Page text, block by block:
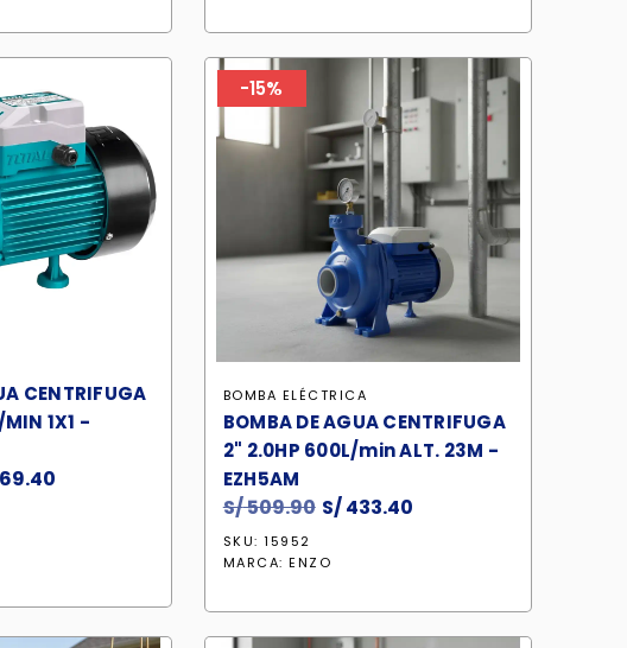
S/ 277.00.
S/ 273.90.S/ 232.80.
CENTRIFUGA
1X1 -
-15%
BOMBA ELÉCTRICA
BOMBA DE AGUA CENTRIFUGA
2" 2.0HP 600L/min ALT. 23M -
EZH5AM
S/509.90 El
original
S/ 509.90.
S/433.40
S/ 433.40.
SKU: 15952
MARCA:ENZO